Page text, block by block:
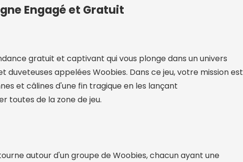
Engagé et Gratuit
gratuit et captivant qui vous plonge dans un univers
appelées Woobies. Dans ce jeu, votre mission est
et câlines d'une fin tragique en les lançant
toutes de la zone de jeu.
autour d'un groupe de Woobies, chacun ayant une